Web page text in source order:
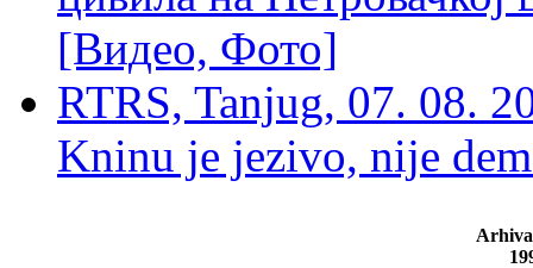
[Видео, Фото]
RTRS, Tanjug, 07. 08.
Kninu je jezivo, nije